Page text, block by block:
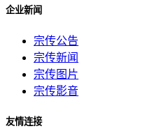
企业新闻
宗传公告
宗传新闻
宗传图片
宗传影音
友情连接